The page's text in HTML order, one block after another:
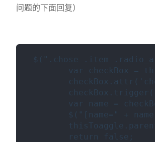
问题的下面回复）
$(".chose .item
var checkBox =
checkBox.trigger('click');//
var name =
$("[name=" + name +
return false;